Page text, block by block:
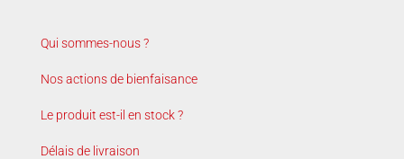
Qui sommes-nous ?
Nos actions de bienfaisance
Le produit est-il en stock ?
Délais de livraison